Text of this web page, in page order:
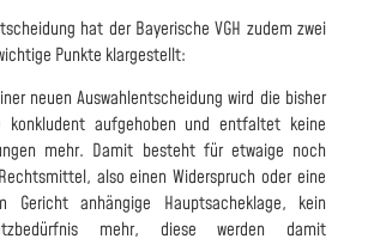
hat der Bayerische VGH zudem zwei
Punkte klargestellt:
neuen Auswahlentscheidung wird die bisher
konkludent aufgehoben und entfaltet keine
mehr. Damit besteht für etwaige noch
also einen Widerspruch oder eine
Gericht anhängige Hauptsacheklage, kein
mehr, diese werden damit